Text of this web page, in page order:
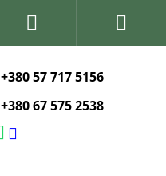
+380 57 717 5156
+380 67 575 2538